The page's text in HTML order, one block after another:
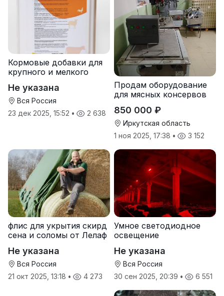
Кормовые добавки для
крупного и мелкого
Не указана
Вся Россия
23 дек 2025, 15:52 • 2 638
Продам оборудование
для мясных консервов
850 000 ₽
Иркутская область
1 ноя 2025, 17:38 • 3 152
флис для укрытия скирд
сена и соломы от Лелаф
Не указана
Вся Россия
21 окт 2025, 13:18 • 4 273
Умное светодиодное
освещение
Не указана
Вся Россия
30 сен 2025, 20:39 • 6 551